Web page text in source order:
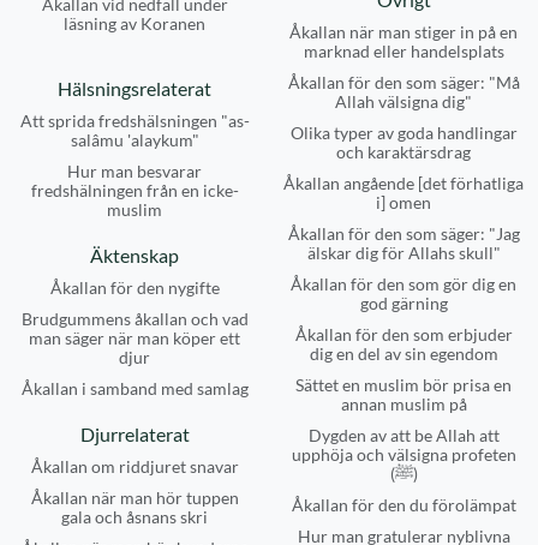
Åkallan vid nedfall under
läsning av Koranen
Åkallan när man stiger in på en
marknad eller handelsplats
Åkallan för den som säger: "Må
Allah välsigna dig"
Olika typer av goda handlingar
och karaktärsdrag
Åkallan angående [det förhatliga
i] omen
Åkallan för den som säger: "Jag
älskar dig för Allahs skull"
Åkallan för den som gör dig en
god gärning
Åkallan för den som erbjuder
dig en del av sin egendom
Sättet en muslim bör prisa en
annan muslim på
Dygden av att be Allah att
upphöja och välsigna profeten
(ﷺ)
Åkallan för den du förolämpat
Hur man gratulerar nyblivna
Hälsningsrelaterat
Att sprida fredshälsningen "as-
salâmu 'alaykum"
Hur man besvarar
fredshälningen från en icke-
muslim
Äktenskap
Åkallan för den nygifte
Brudgummens åkallan och vad
man säger när man köper ett
djur
Åkallan i samband med samlag
Djurrelaterat
Åkallan om riddjuret snavar
Åkallan när man hör tuppen
gala och åsnans skri